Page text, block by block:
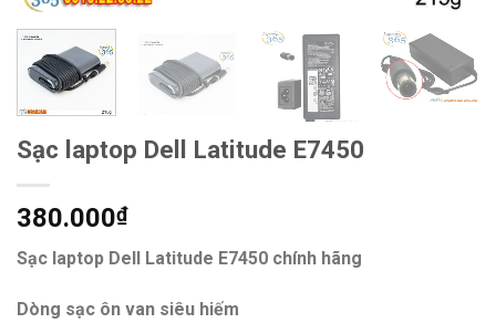
Sạc laptop Dell Latitude E7450
380.000₫
Sạc laptop Dell Latitude E7450 chính hãng
Dòng sạc ôn van siêu hiếm